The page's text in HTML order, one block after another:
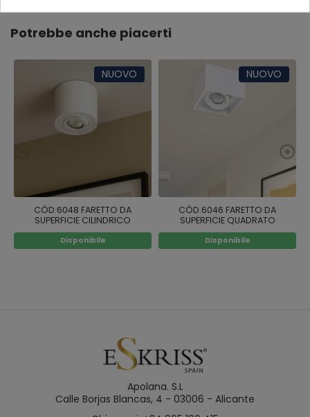
Potrebbe anche piacerti
NUOVO
CÓD.6048 FARETTO DA
SUPERFICIE CILINDRICO
ORIENTABILE Ø9CM COLORE
BIANCO
Disponibile
NUOVO
CÓD.6046 FARETTO DA
SUPERFICIE QUADRATO
ORIENTABILE 9X9CM COLORE
BIANCO
Disponibile
Apolana. S.L
Calle Borjas Blancas, 4 - 03006 - Alicante